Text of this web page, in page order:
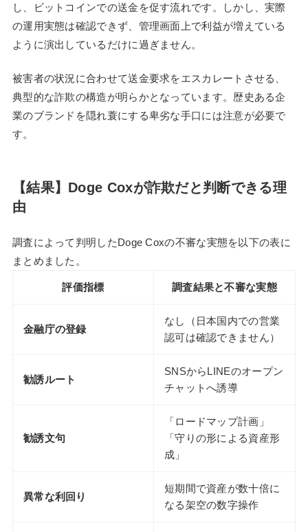
し、ビットコインでの送金を促す流れです。しかし、実際
の運用実態は確認できず、管理画面上で利益が増えている
ように演出しているだけに過ぎません。
被害者の状況に合わせて送金要求をエスカレートさせる、
典型的な詐欺の構造が明らかとなっています。歴史ある企
業のブランドを隠れ蓑にする卑劣な手口には注意が必要で
す。
【結果】Doge Coxが詐欺だと判断できる理
由
調査によって判明したDoge Coxの不審な実態を以下の表に
まとめました。
評価指標 調査結果と不審な実態
金融庁の登録
なし（日本国内での営業
認可は確認できません）
勧誘ルート
SNSからLINEのオープン
チャットへ誘導
勧誘文句
「ロードマップ計画」
「守りの形による資産形
成」
異常な利回り
短期間で資産が数十倍に
なる架空の数字操作